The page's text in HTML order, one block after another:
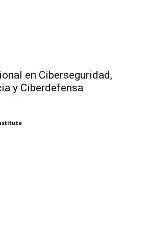
en Ciberseguridad,
y Ciberdefensa